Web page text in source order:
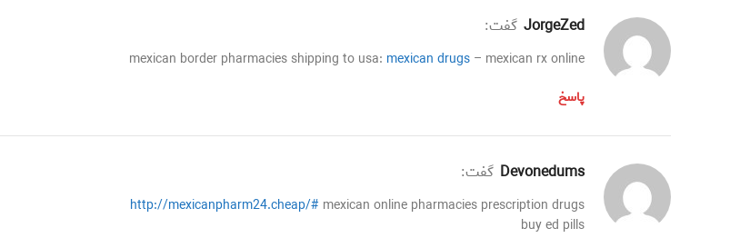
JorgeZed گفت:
mexican border pharmacies shipping to usa: mexican drugs – mexican rx online
پاسخ
Devonedums گفت:
http://mexicanpharm24.cheap/# mexican online pharmacies prescription drugs
buy ed pills